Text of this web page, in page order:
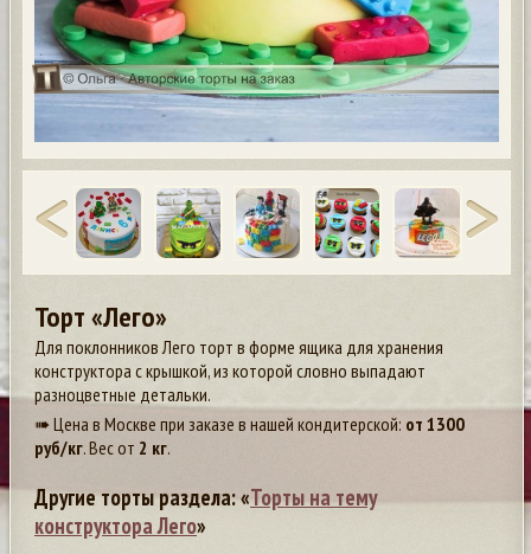
Торт «Лего»
Для поклонников Лего торт в форме ящика для хранения
конструктора с крышкой, из которой словно выпадают
разноцветные детальки.
➠ Цена в Москве при заказе в нашей кондитерской: от 1300
руб/кг. Вес от 2 кг.
Другие торты раздела: «Торты на тему
конструктора Лего»